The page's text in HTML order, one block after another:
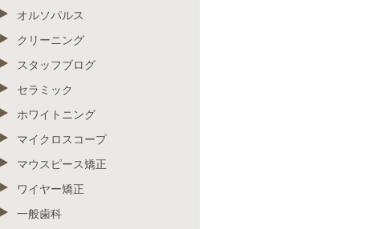
オルソパルス
クリーニング
スタッフブログ
セラミック
ホワイトニング
マイクロスコープ
マウスピース矯正
ワイヤー矯正
一般歯科